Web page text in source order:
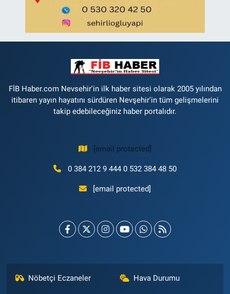
FİB Haber.com Nevsehir'in ilk haber sitesi olarak 2005 yılından
itibaren yayın hayatını sürdüren Nevşehir'in tüm gelişmelerini
takip edebileceğiniz haber portalıdır.
[email protected]
0 384 212 9 444 0 532 384 48 50
[email protected]
Nöbetçi Eczaneler Hava Durumu